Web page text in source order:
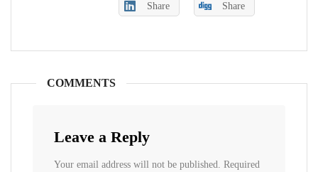
Share Share
COMMENTS
Leave a Reply
Your email address will not be published. Required